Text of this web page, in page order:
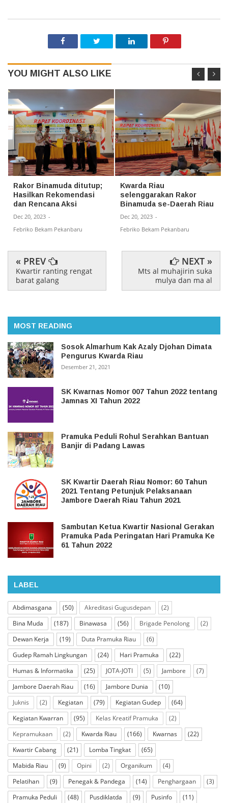
YOU MIGHT ALSO LIKE
Rakor Binamuda ditutup;
Hasilkan Rekomendasi
dan Rencana Aksi
Dec 20, 2023 -
Febriko Bekam Pekanbaru
Kwarda Riau
selenggarakan Rakor
Binamuda se-Daerah Riau
Dec 20, 2023 -
Febriko Bekam Pekanbaru
« PREV
Kwartir ranting rengat
barat galang
NEXT »
Mts al muhajirin suka
mulya dan ma al
MOST READING
Sosok Almarhum Kak Azaly Djohan Dimata
Pengurus Kwarda Riau
Desember 21, 2021
SK Kwarnas Nomor 007 Tahun 2022 tentang
Jamnas XI Tahun 2022
Pramuka Peduli Rohul Serahkan Bantuan
Banjir di Padang Lawas
SK Kwartir Daerah Riau Nomor: 60 Tahun
2021 Tentang Petunjuk Pelaksanaan
Jambore Daerah Riau Tahun 2021
Sambutan Ketua Kwartir Nasional Gerakan
Pramuka Pada Peringatan Hari Pramuka Ke
61 Tahun 2022
LABEL
Abdimasgana (50) Akreditasi Gugusdepan
(2)
Bina Muda
(187) Binawasa (56) Brigade Penolong
(2)
Dewan Kerja
(19) Duta Pramuka Riau
(6)
Gudep Ramah Lingkungan
(24) Hari Pramuka
(22)
Humas & Informatika
(25) JOTA-JOTI (5) Jambore
(7)
Jambore Daerah Riau
(16) Jambore Dunia
(10)
Juknis
(2) Kegiatan (79) Kegiatan Gudep
(64)
Kegiatan Kwarran
(95) Kelas Kreatif Pramuka
(2)
Kepramukaan
(2) Kwarda Riau (166) Kwarnas
(22)
Kwartir Cabang
(21) Lomba Tingkat
(65)
Mabida Riau
(9) Opini (2) Organikum
(4)
Pelatihan
(9) Penegak & Pandega (14) Penghargaan
(3)
Pramuka Peduli
(48) Pusdiklatda (9) Pusinfo
(11)